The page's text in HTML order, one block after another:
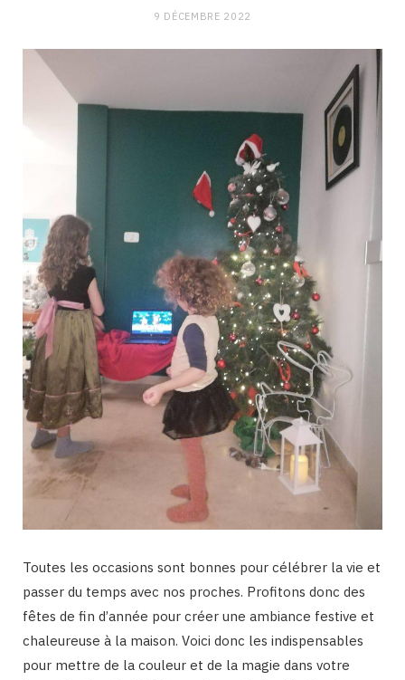
9 DÉCEMBRE 2022
Toutes les occasions sont bonnes pour célébrer la vie et
passer du temps avec nos proches. Profitons donc des
fêtes de fin d’année pour créer une ambiance festive et
chaleureuse à la maison. Voici donc les indispensables
pour mettre de la couleur et de la magie dans votre